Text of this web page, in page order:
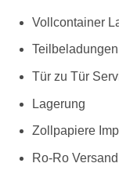
Vollcontainer
Tür zu Tür
Lagerung
Zollpapiere
Ro-Ro Versand